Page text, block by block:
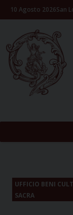
Skip10 Agosto 2026San
UFFICIO BENI
SACRA